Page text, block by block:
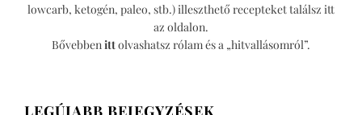
lowcarb, ketogén, paleo, stb.) illeszthető recepteket találsz itt
az oldalon.
Bővebben ittolvashatsz rólam és a „hitvallásomról”.
LEGÚJABB BEJEGYZÉSEK